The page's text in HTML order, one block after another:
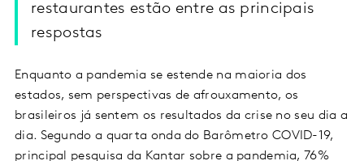
restaurantes estão entre as principais
respostas
Enquanto a pandemia se estende na maioria dos
estados, sem perspectivas de afrouxamento, os
brasileiros já sentem os resultados da crise no seu dia a
dia. Segundo a quarta onda do Barômetro COVID-19,
principal pesquisa da Kantar sobre a pandemia, 76%